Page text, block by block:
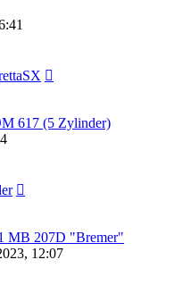
617 (5 Zylinder)
MB 207D "Bremer"
12:07